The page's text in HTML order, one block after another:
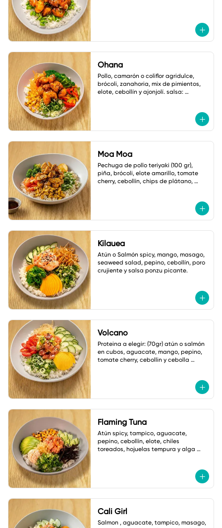
Ohana
Pollo, camarón o coliflor agridulce,
brócoli, zanahoria, mix de pimientos,
elote, cebollín y ajonjolí. salsa:
Moa Moa
Pechuga de pollo teriyaki (100 gr),
piña, brócoli, elote amarillo, tomate
cherry, cebollín, chips de plátano,
Kilauea
Atún o Salmón spicy, mango, masago,
seaweed salad, pepino, cebollín, poro
crujiente y salsa ponzu picante.
Volcano
Proteina a elegir: (70gr) atún o salmón
en cubos, aguacate, mango, pepino,
tomate cherry, cebollin y cebolla
Flaming Tuna
Atún spicy, tampico, aguacate,
pepino, cebollín, elote, chiles
toreados, hojuelas tempura y alga
Cali Girl
Salmon , aguacate, tampico, masago,